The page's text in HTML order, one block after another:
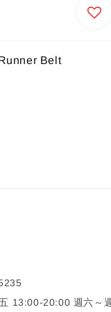
Belt
13:00-20:00 週六～